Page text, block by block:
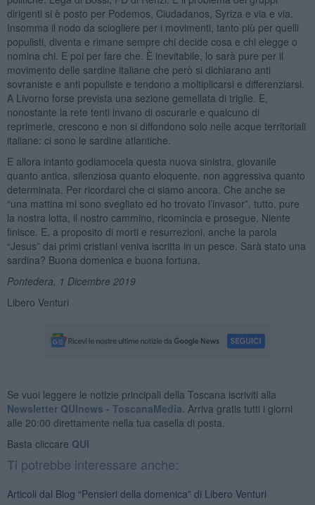
dirigenti si è posto per Podemos, Ciudadanos, Syriza e via e via.
Insomma il nodo da sciogliere per i movimenti, tanto più per quelli
populisti, diventa e rimane sempre chi decide cosa e chi elegge o
nomina chi. E poi per fare che. È inevitabile, lo sarà pure per il
movimento delle sardine italiane che però si dichiarano anti
sovraniste e anti populiste e tendono a moltiplicarsi e differenziarsi.
A Livorno forse prevista una sezione gemellata di triglie. E,
nonostante la rete tenti invano di oscurarle e qualcuno di
reprimerle, crescono e non si diffondono solo nelle acque territoriali
italiane: ci sono le sardine atlantiche.
E allora intanto godiamocela questa nuova sinistra, giovanile
quanto antica, silenziosa quanto eloquente, non aggressiva quanto
determinata. Per ricordarci che ci siamo ancora. Che anche se
“una mattina mi sono svegliato ed ho trovato l’invasor”, tutto, pure
la nostra lotta, il nostro cammino, ricomincia e prosegue. Niente
finisce. E, a proposito di morti e resurrezioni, anche la parola
“Jesus” dai primi cristiani veniva iscritta in un pesce. Sarà stato una
sardina? Buona domenica e buona fortuna.
Pontedera, 1 Dicembre 2019
Libero Venturi
Se vuoi leggere le notizie principali della Toscana iscriviti alla
Newsletter QUInews - ToscanaMedia. Arriva gratis tutti i giorni
alle 20:00 direttamente nella tua casella di posta.
Basta cliccare QUI
Ti potrebbe interessare anche:
Articoli dal Blog “Pensieri della domenica” di Libero Venturi